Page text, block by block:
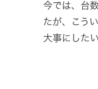
今では、台
たが、こう
大事にした